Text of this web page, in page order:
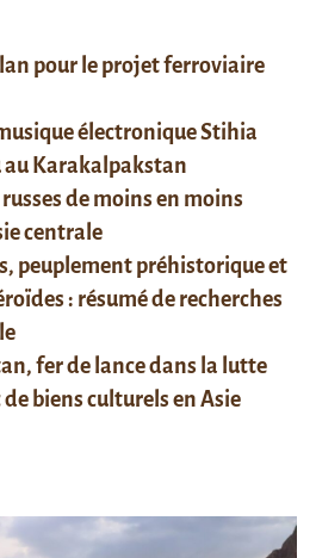
pour le projet ferroviaire
électronique Stihia
au Karakalpakstan
de moins en moins
centrale
peuplement préhistorique et
: résumé de recherches
fer de lance dans la lutte
biens culturels en Asie